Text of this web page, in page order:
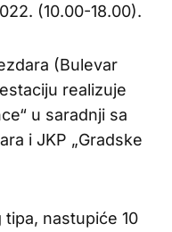
(10.00-18.00).
(Bulevar
realizuje
u saradnji sa
i JKP „Gradske
nastupiće 10